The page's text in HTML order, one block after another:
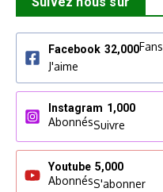
Facebook 32,000Fans
J'aime
Instagram 1,000
AbonnésSuivre
Youtube 5,000
AbonnésS'abonner